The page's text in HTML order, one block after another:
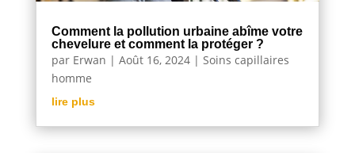
Comment la pollution urbaine abîme votre
chevelure et comment la protéger ?
par Erwan | Août 16, 2024| Soins capillaires
homme
lire plus